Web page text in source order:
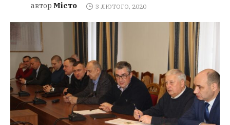
автор Місто 3 ЛЮТОГО, 2020